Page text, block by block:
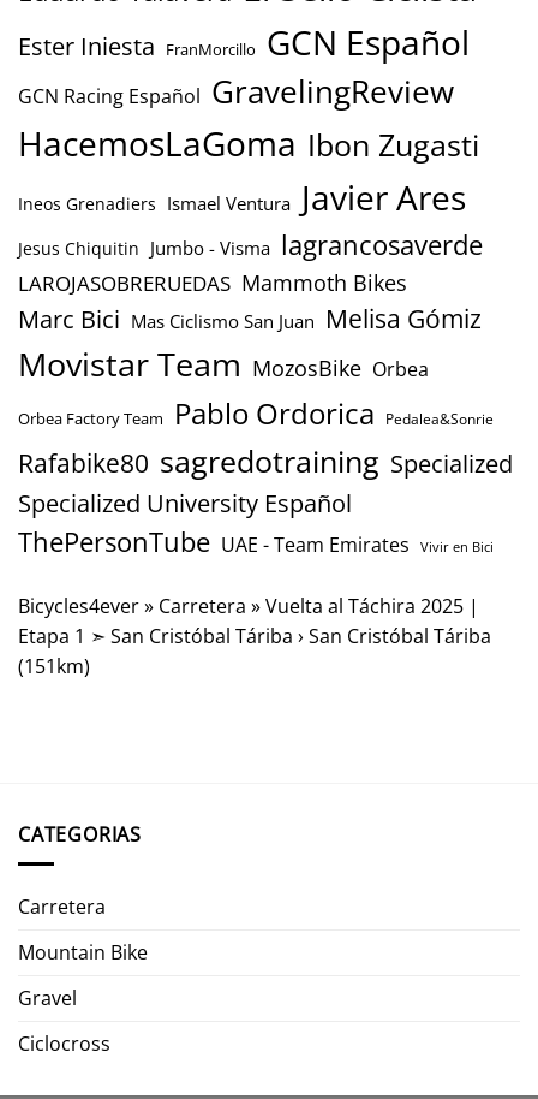
Ester Iniesta FranMorcillo GCN Español
GCN Racing Español GravelingReview
HacemosLaGoma Ibon Zugasti
Ineos Grenadiers Ismael Ventura Javier Ares
Jesus Chiquitin Jumbo - Visma lagrancosaverde
LAROJASOBRERUEDAS Mammoth Bikes
Marc Bici Mas Ciclismo San Juan Melisa Gómiz
Movistar Team MozosBike Orbea
Orbea Factory Team Pablo Ordorica Pedalea&Sonrie
Rafabike80 sagredotraining Specialized
Specialized University Español
ThePersonTube UAE - Team Emirates Vivir en Bici
Bicycles4ever» Carretera »Vuelta al Táchira 2025 |
Etapa 1 ➣ San Cristóbal Táriba › San Cristóbal Táriba
(151km)
CATEGORIAS
Carretera
Mountain Bike
Gravel
Ciclocross